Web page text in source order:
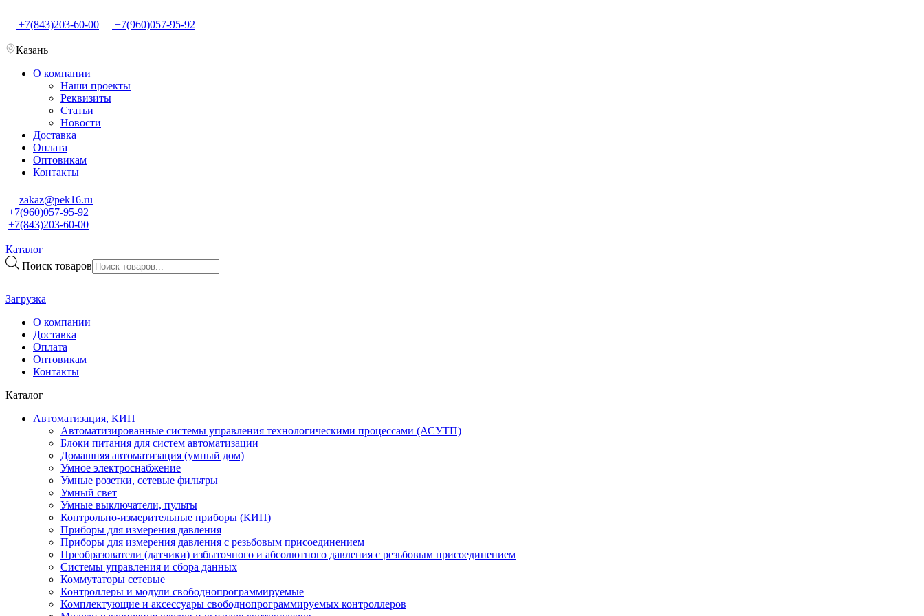
+7(843)203-60-00 +7(960)057-95-92
Казань
О компании
Наши проекты
Реквизиты
Статьи
Новости
Доставка
Оплата
Оптовикам
Контакты
zakaz@pek16.ru
+7(960)057-95-92
+7(843)203-60-00
Каталог
Поиск товаров
Загрузка
О компании
Доставка
Оплата
Оптовикам
Контакты
Каталог
Автоматизация, КИП
Автоматизированные системы управления технологическими процессами (АСУТП)
Блоки питания для систем автоматизации
Домашняя автоматизация (умный дом)
Умное электроснабжение
Умные розетки, сетевые фильтры
Умный свет
Умные выключатели, пульты
Контрольно-измерительные приборы (КИП)
Приборы для измерения давления
Приборы для измерения давления с резьбовым присоединением
Преобразователи (датчики) избыточного и абсолютного давления с резьбовым присоединением
Системы управления и сбора данных
Коммутаторы сетевые
Контроллеры и модули свободнопрограммируемые
Комплектующие и аксессуары свободнопрограммируемых контроллеров